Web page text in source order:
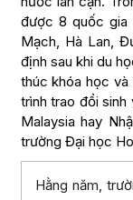
được 8 quốc gia
Mạch, Hà Lan,
định sau khi du
thúc khóa học
trình trao đổi
Malaysia hay
trường Đại học
Hằng năm,